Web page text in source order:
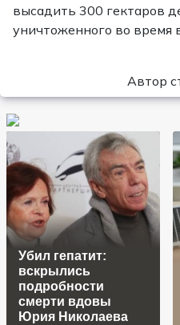
высадить 300 гектаров
уничтоженного во время
Автор
Убил гепатит:
вскрылись
подробности
смерти вдовы
Юрия Николаева